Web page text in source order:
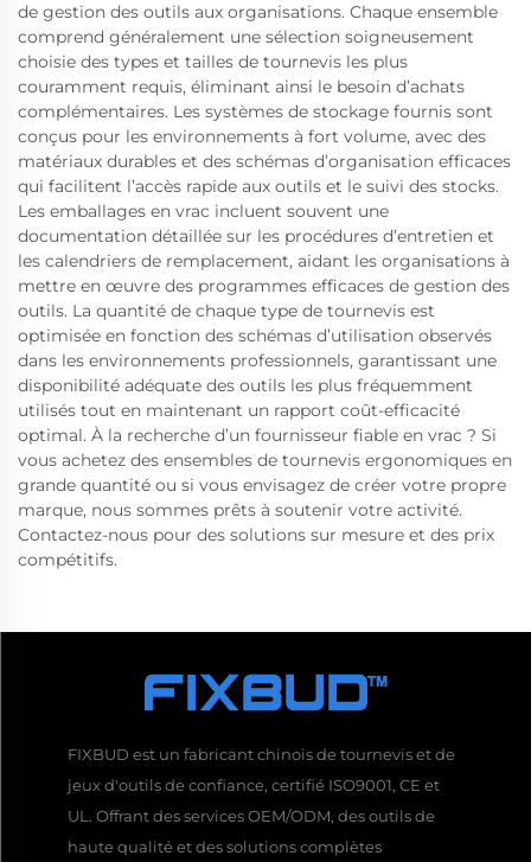
de gestion des outils aux organisations. Chaque ensemble
comprend généralement une sélection soigneusement
choisie des types et tailles de tournevis les plus
couramment requis, éliminant ainsi le besoin d’achats
complémentaires. Les systèmes de stockage fournis sont
conçus pour les environnements à fort volume, avec des
matériaux durables et des schémas d’organisation efficaces
qui facilitent l’accès rapide aux outils et le suivi des stocks.
Les emballages en vrac incluent souvent une
documentation détaillée sur les procédures d’entretien et
les calendriers de remplacement, aidant les organisations à
mettre en œuvre des programmes efficaces de gestion des
outils. La quantité de chaque type de tournevis est
optimisée en fonction des schémas d’utilisation observés
dans les environnements professionnels, garantissant une
disponibilité adéquate des outils les plus fréquemment
utilisés tout en maintenant un rapport coût-efficacité
optimal. À la recherche d’un fournisseur fiable en vrac ? Si
vous achetez des ensembles de tournevis ergonomiques en
grande quantité ou si vous envisagez de créer votre propre
marque, nous sommes prêts à soutenir votre activité.
Contactez-nous pour des solutions sur mesure et des prix
compétitifs.
FIXBUD est un fabricant chinois de tournevis et de
jeux d'outils de confiance, certifié ISO9001, CE et
UL. Offrant des services OEM/ODM, des outils de
haute qualité et des solutions complètes